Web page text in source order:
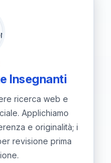
e
Insegnanti
ricerca web e
Applichiamo
e originalità; i
revisione prima